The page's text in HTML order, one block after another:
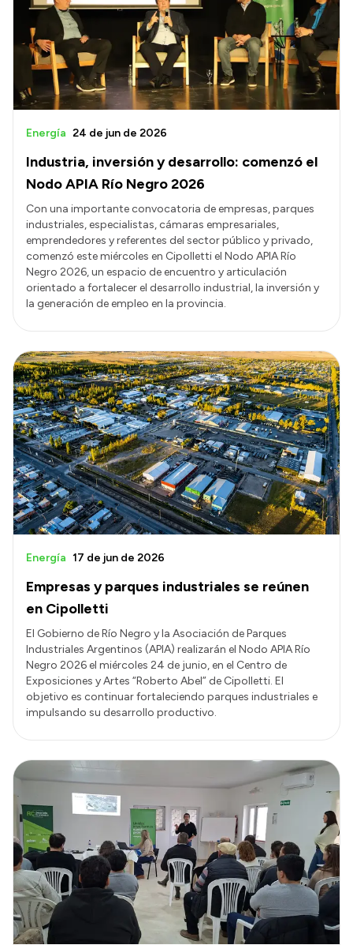
Industria, inversión y desarrollo: comenzó el
Nodo APIA Río Negro 2026
Energía 24 de jun de 2026
Con una importante convocatoria de empresas, parques
industriales, especialistas, cámaras empresariales,
emprendedores y referentes del sector público y privado,
comenzó este miércoles en Cipolletti el Nodo APIA Río
Negro 2026, un espacio de encuentro y articulación
orientado a fortalecer el desarrollo industrial, la inversión y
la generación de empleo en la provincia.
Empresas y parques industriales se reúnen
en Cipolletti
Energía 17 de jun de 2026
El Gobierno de Río Negro y la Asociación de Parques
Industriales Argentinos (APIA) realizarán el Nodo APIA Río
Negro 2026 el miércoles 24 de junio, en el Centro de
Exposiciones y Artes “Roberto Abel” de Cipolletti. El
objetivo es continuar fortaleciendo parques industriales e
impulsando su desarrollo productivo.